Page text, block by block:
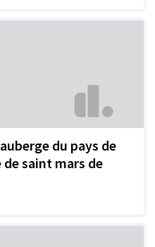
du pays de
saint mars de